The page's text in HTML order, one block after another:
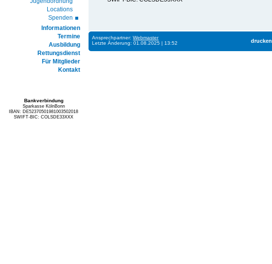
Locations
Spenden
Informationen
Termine
Ausbildung
Rettungsdienst
Für Mitglieder
Kontakt
Bankverbindung
Sparkasse KölnBonn
IBAN: DE52370501981003502018
SWIFT-BIC: COLSDE33XXX
Ansprechpartner:Webmaster
Letzte Änderung: 01.08.2025 | 13:52
drucken